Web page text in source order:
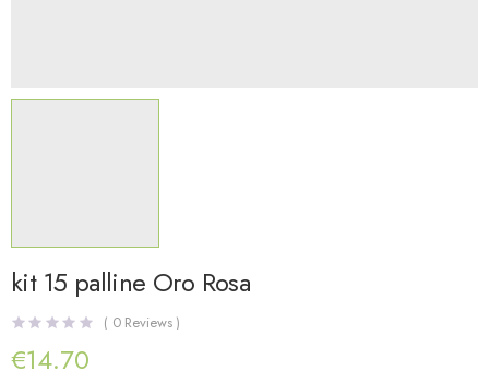
kit 15 palline Oro Rosa
( 0Reviews )
€14.70